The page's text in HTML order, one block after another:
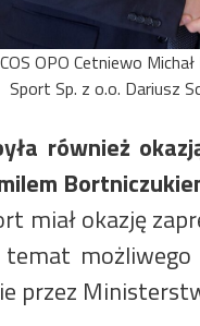
OPO Cetniewo
Sport Sp. z o.o. Dariusz
również
miał okazję
temat
przez